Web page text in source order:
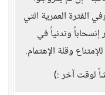
الفترة العمرية التي
وتدنياً في
وقلة الإهتمام.
لوقت آخر :)